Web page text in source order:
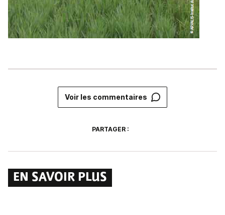
Voir les commentaires
PARTAGER :
EN SAVOIR PLUS